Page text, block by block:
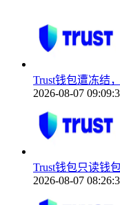
Trust钱包遭冻结
2026-08-07
Trust钱包只读钱
2026-08-07